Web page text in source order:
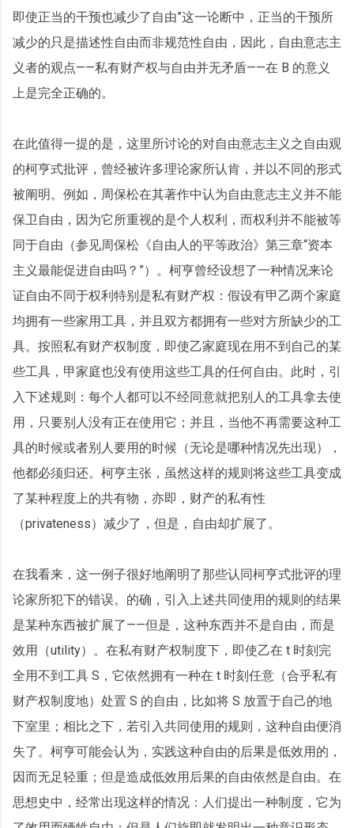
即使正当的干预也减少了自由”这一论断中，正当的干预所
减少的只是描述性自由而非规范性自由，因此，自由意志主
义者的观点——私有财产权与自由并无矛盾——在 B 的意义
上是完全正确的。
在此值得一提的是，这里所讨论的对自由意志主义之自由观
的柯亨式批评，曾经被许多理论家所认肯，并以不同的形式
被阐明。例如，周保松在其著作中认为自由意志主义并不能
保卫自由，因为它所重视的是个人权利，而权利并不能被等
同于自由（参见周保松《自由人的平等政治》第三章“资本
主义最能促进自由吗？”）。柯亨曾经设想了一种情况来论
证自由不同于权利特别是私有财产权：假设有甲乙两个家庭
均拥有一些家用工具，并且双方都拥有一些对方所缺少的工
具。按照私有财产权制度，即使乙家庭现在用不到自己的某
些工具，甲家庭也没有使用这些工具的任何自由。此时，引
入下述规则：每个人都可以不经同意就把别人的工具拿去使
用，只要别人没有正在使用它；并且，当他不再需要这种工
具的时候或者别人要用的时候（无论是哪种情况先出现），
他都必须归还。柯亨主张，虽然这样的规则将这些工具变成
了某种程度上的共有物，亦即，财产的私有性
（privateness）减少了，但是，自由却扩展了。
在我看来，这一例子很好地阐明了那些认同柯亨式批评的理
论家所犯下的错误。的确，引入上述共同使用的规则的结果
是某种东西被扩展了——但是，这种东西并不是自由，而是
效用（utility）。在私有财产权制度下，即使乙在 t 时刻完
全用不到工具 S，它依然拥有一种在 t 时刻任意（合乎私有
财产权制度地）处置 S 的自由，比如将 S 放置于自己的地
下室里；相比之下，若引入共同使用的规则，这种自由便消
失了。柯亨可能会认为，实践这种自由的后果是低效用的，
因而无足轻重；但是造成低效用后果的自由依然是自由。在
思想史中，经常出现这样的情况：人们提出一种制度，它为